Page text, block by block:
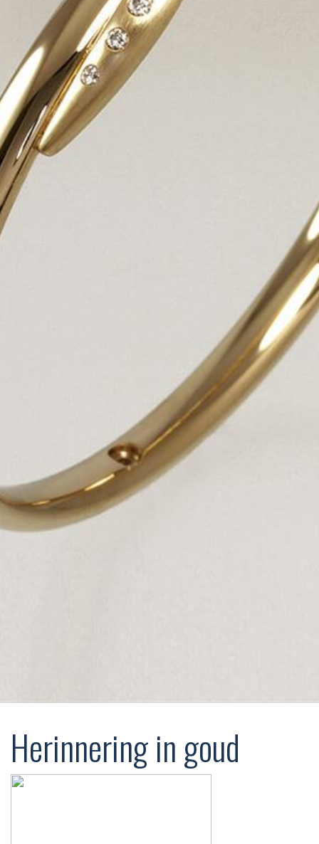
Herinnering in goud